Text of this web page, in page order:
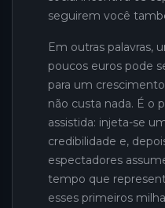
seguirem você
Em outras palavras,
poucos euros pode
para um
não custa nada. É o
assistida: injeta-se
credibilidade e,
espectadores
tempo que
esses primeiros